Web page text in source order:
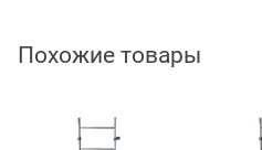
Похожие товары